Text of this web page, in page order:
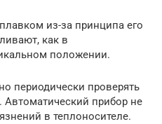
из-за принципа его
как в
положении.
периодически проверять
Автоматический прибор не
в теплоносителе.